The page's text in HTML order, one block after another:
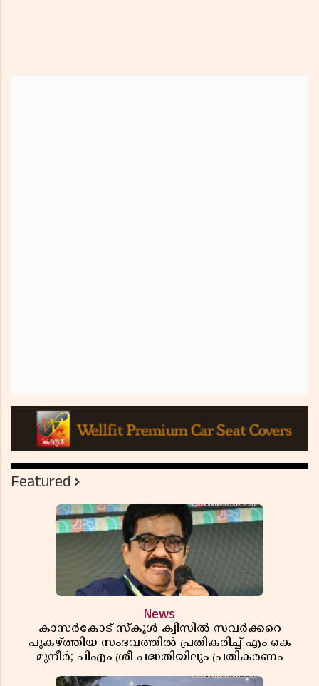
Featured
News
കാസർകോട് സ്കൂൾ ക്വിസിൽ സവർക്കറെ
പുകഴ്ത്തിയ സംഭവത്തിൽ പ്രതികരിച്ച് എം കെ
മുനീർ; പിഎം ശ്രീ പദ്ധതിയിലും പ്രതികരണം